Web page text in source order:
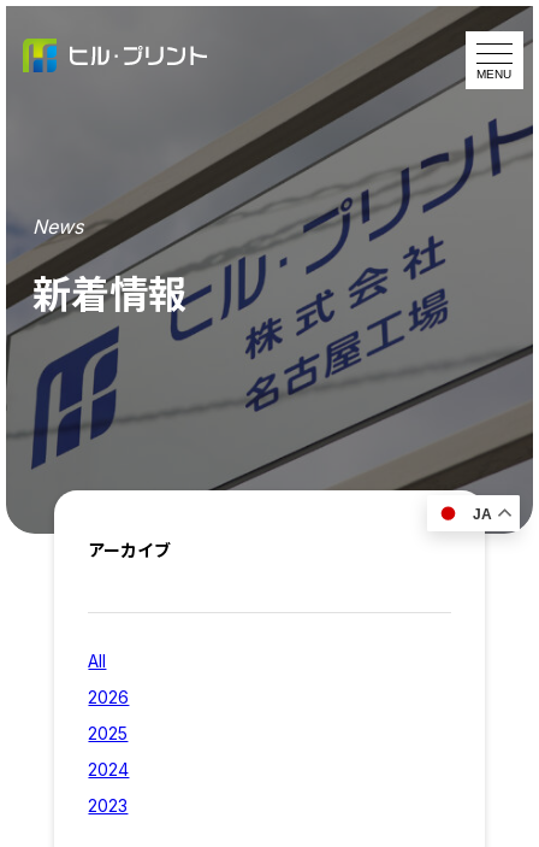
News
新着情報
アーカイブ
All
2026
2025
2024
2023
JA